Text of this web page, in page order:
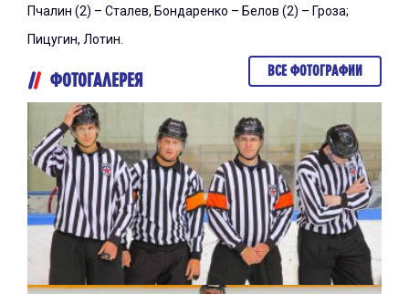
Пчалин (2) – Сталев, Бондаренко – Белов (2) – Гроза;
Пицугин, Лотин.
ФОТОГАЛЕРЕЯ ВСЕ ФОТОГРАФИИ